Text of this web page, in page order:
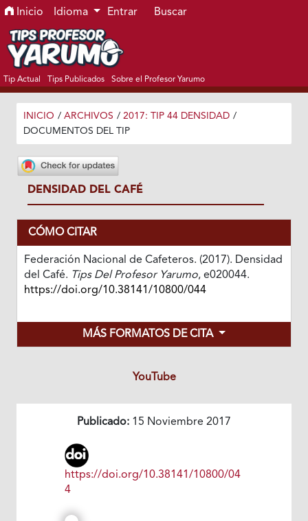
Ir al menú de navegación principal
Ir al contenido principal
Ir al pie de página del sitio
Inicio Idioma Entrar Buscar
Tip Actual Tips Publicados Sobre el Profesor Yarumo
INICIO / ARCHIVOS / 2017: TIP 44 DENSIDAD /
DOCUMENTOS DEL TIP
DENSIDAD DEL CAFÉ
CÓMO CITAR
Federación Nacional de Cafeteros. (2017). Densidad
del Café. Tips Del Profesor Yarumo, e020044.
https://doi.org/10.38141/10800/044
MÁS FORMATOS DE CITA
YouTube
Publicado: 15 Noviembre 2017
https://doi.org/10.38141/10800/04
4